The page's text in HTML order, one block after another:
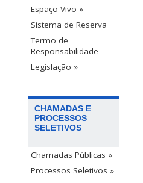
Espaço Vivo »
Sistema de Reserva
Termo de
Responsabilidade
Legislação »
CHAMADAS E
PROCESSOS
SELETIVOS
Chamadas Públicas »
Processos Seletivos »